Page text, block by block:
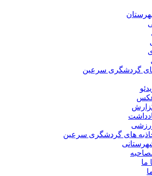
گردشگری سرعین
های گردشگری سرعین
ما